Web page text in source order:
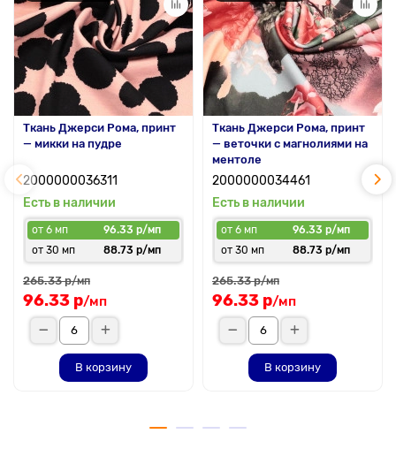
Ткань Джерси Рома, принт
— микки на пудре
2000000036311
Есть в наличии
от 6 мп
96.33 р/мп
от 30 мп
88.73 р/мп
265.33 р/мп
96.33 р/мп
В корзину
Ткань Джерси Рома, принт
— веточки с магнолиями на
ментоле
2000000034461
Есть в наличии
от 6 мп
96.33 р/мп
от 30 мп
88.73 р/мп
265.33 р/мп
96.33 р/мп
В корзину